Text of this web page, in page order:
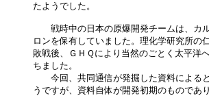
たようでした。
戦時中の日本の原爆開発チームは、カ
ロンを保有していました。理化学研究所の
敗戦後、ＧＨＱにより当然のごとく太平洋
ちました。
今回、共同通信が発掘した資料による
うですが、資料自体が開発初期のものであ